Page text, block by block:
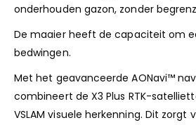
onderhouden gazon, zonder
De maaier heeft de capaciteit om
bedwingen.
Met het geavanceerde AONavi™
combineert de X3 Plus RTK-
VSLAM visuele herkenning. Dit zorgt